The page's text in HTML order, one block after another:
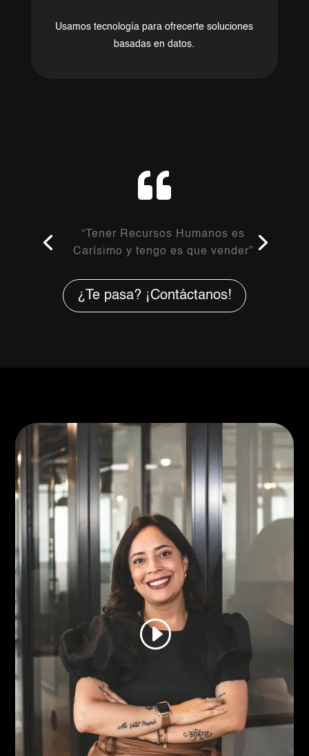
Usamos tecnología para ofrecerte soluciones
basadas en datos.

“Tener Recursos Humanos es
Carísimo y tengo es que vender”
¿Te pasa? ¡Contáctanos!